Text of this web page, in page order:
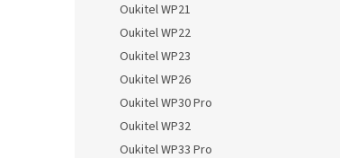
Oukitel WP21
Oukitel WP22
Oukitel WP23
Oukitel WP26
Oukitel WP30 Pro
Oukitel WP32
Oukitel WP33 Pro